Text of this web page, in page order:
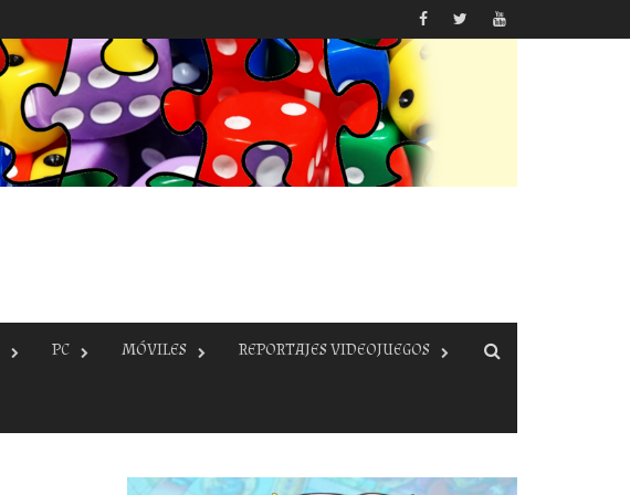
PC MÓVILES REPORTAJES VIDEOJUEGOS